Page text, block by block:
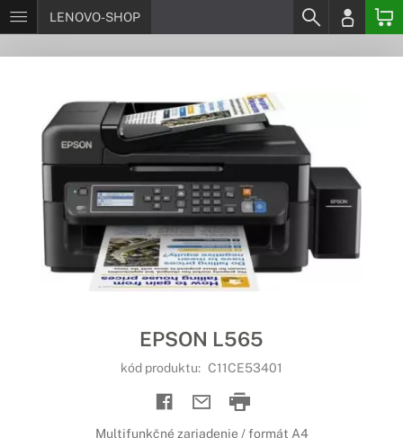
LENOVO-SHOP
EPSON L565
kód produktu: C11CE53401
Multifunkčné zariadenie / formát A4